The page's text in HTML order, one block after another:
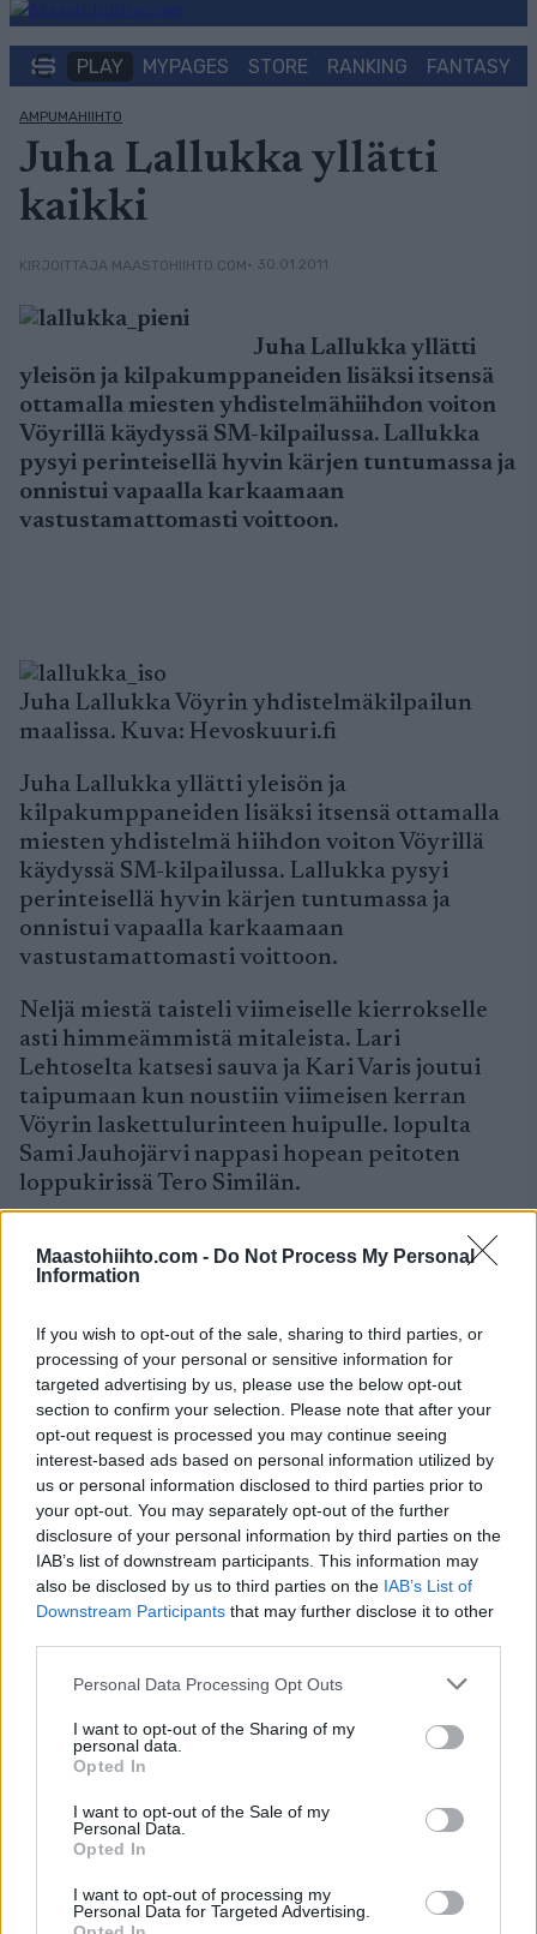
Maastohiihto.com - Do Not Process My Personal
Information
If you wish to opt-out of the sale, sharing to third parties, or
processing of your personal or sensitive information for
targeted advertising by us, please use the below opt-out
section to confirm your selection. Please note that after your
opt-out request is processed you may continue seeing
interest-based ads based on personal information utilized by
us or personal information disclosed to third parties prior to
your opt-out. You may separately opt-out of the further
disclosure of your personal information by third parties on the
IAB’s list of downstream participants. This information may
also be disclosed by us to third parties on the IAB’s List of
Downstream Participants that may further disclose it to other
Please note that this website/app uses one or more Google
not limited to your visit or usage behaviour. You may click to
grant or deny consent to Google and its third-party tags to
use your data for below specified purposes in below Google
consent section.
Personal Data Processing Opt Outs
I want to opt-out of the Sharing of my
personal data.
Opted In
I want to opt-out of the Sale of my
Personal Data.
Opted In
I want to opt-out of processing my
Personal Data for Targeted Advertising.
PLAY MYPAGES STORE RANKING FANTASY
AMPUMAHIIHTO
Juha Lallukka yllätti
kaikki
KIRJOITTAJA MAASTOHIIHTO.COM• 30.01.2011
Juha Lallukka yllätti
yleisön ja kilpakumppaneiden lisäksi itsensä
ottamalla miesten yhdistelmähiihdon voiton
Vöyrillä käydyssä SM-kilpailussa. Lallukka
pysyi perinteisellä hyvin kärjen tuntumassa ja
onnistui vapaalla karkaamaan
vastustamattomasti voittoon.
Juha Lallukka Vöyrin yhdistelmäkilpailun
maalissa. Kuva: Hevoskuuri.fi
Juha Lallukka yllätti yleisön ja
kilpakumppaneiden lisäksi itsensä ottamalla
miesten yhdistelmä hiihdon voiton Vöyrillä
käydyssä SM-kilpailussa. Lallukka pysyi
perinteisellä hyvin kärjen tuntumassa ja
onnistui vapaalla karkaamaan
vastustamattomasti voittoon.
Neljä miestä taisteli viimeiselle kierrokselle
asti himmeämmistä mitaleista. Lari
Lehtoselta katsesi sauva ja Kari Varis joutui
taipumaan kun noustiin viimeisen kerran
Vöyrin laskettulurinteen huipulle. lopulta
Sami Jauhojärvi nappasi hopean peitoten
loppukirissä Tero Similän.
itselleenkin yllätys. Miestä kiinnostaa
-Valmitaudun MM-kisoihin kotiloissa enkä
lähde korkealle. Sen sijaan hiihdän kotimaassa
pari kolme kansallista kisaa, kertoi Lallukka.
Sami Jauhojärvi totesi rankan viikonlopun
painaneen jo puserossa. Juhan vapaa oli
tänään tosi vahvaa, kehui Jauhojärvi.
-En ole vielä aivan terävimmässä
huippukunnossa, sitä lähdetään hakemaan
korkealta, kertoi Jauhojärvi.
viikolla Skandinavia cupissa Latviassa ja
Virossa neljä starttia.
Tulokset:
1. Juha Lallukka 1.13.29,9
2. Sami Jauhojärvi + 40,0
4. Lari Lehtonen + 44,9